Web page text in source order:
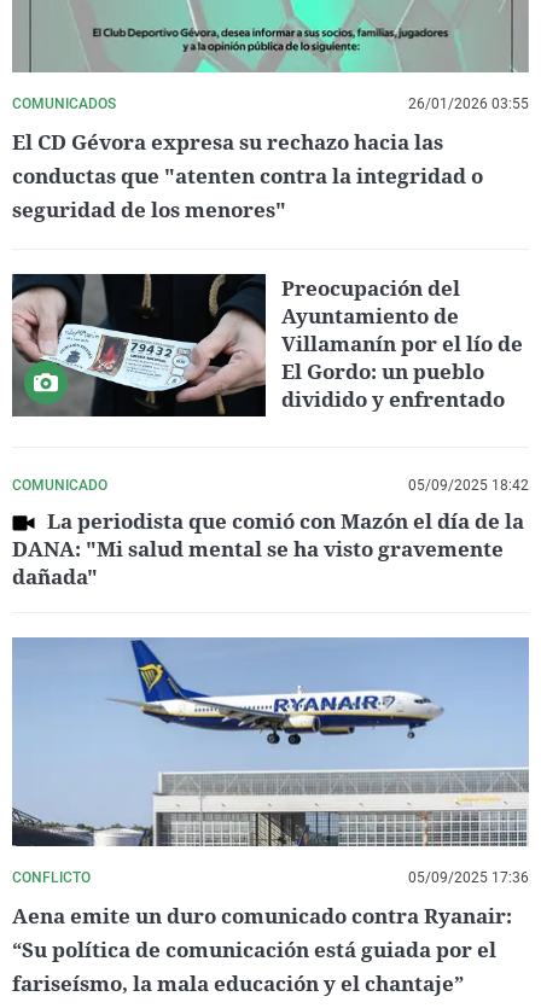
COMUNICADOS 26/01/2026 03:55
El CD Gévora expresa su rechazo hacia las
conductas que "atenten contra la integridad o
seguridad de los menores"
Preocupación del
Ayuntamiento de
Villamanín por el lío de
El Gordo: un pueblo
dividido y enfrentado
COMUNICADO 05/09/2025 18:42
La periodista que comió con Mazón el día de la
DANA: "Mi salud mental se ha visto gravemente
dañada"
CONFLICTO 05/09/2025 17:36
Aena emite un duro comunicado contra Ryanair:
“Su política de comunicación está guiada por el
fariseísmo, la mala educación y el chantaje”